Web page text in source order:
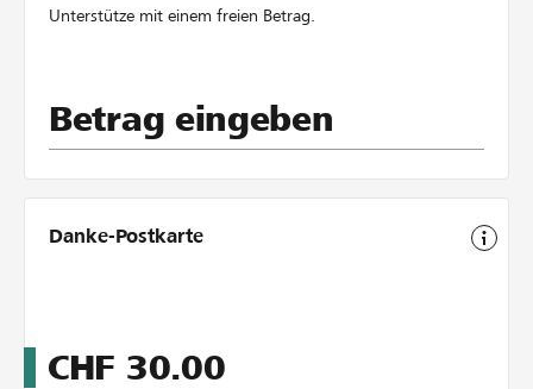
Unterstütze mit einem freien Betrag.
Betrag eingeben
Danke-Postkarte
CHF 30.00